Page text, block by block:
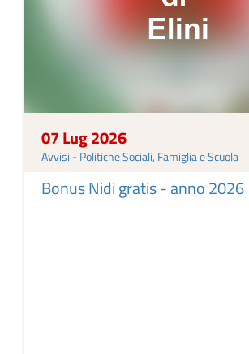
07 Lug 2026
Avvisi - Politiche Sociali, Famiglia e Scuola
Bonus Nidi gratis - anno 2026